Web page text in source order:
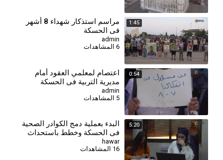
1:45
⁣مراسم استذكار شهداء 8 أشهر
في الحسكة
admin
6 المشاهدات
0:54
اعتصام لمعلمي العقود أمام
مديرية التربية في الحسكة
للمطالبة بالتثبيت وصرف
مستحقاتهم
admin
5 المشاهدات
5:20
البدء بعملية دمج الكوادر الصحية
في الحسكة وخطط باستحداث
مراكز جديدة
hawar
16 المشاهدات